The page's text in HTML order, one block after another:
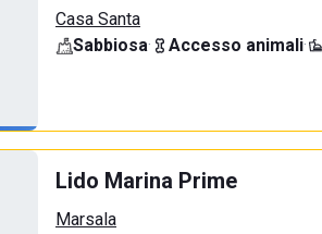
Casa Santa
Sabbiosa· Accesso animali·
Lido Marina Prime
Marsala